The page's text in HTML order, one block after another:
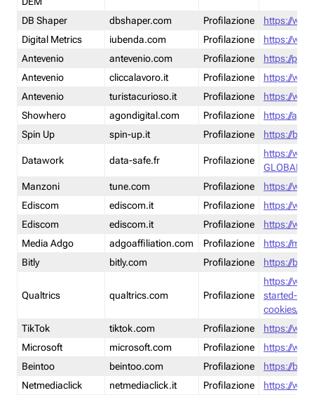
DB Shaper
dbshaper.com Profilazione
https://
Digital Metrics
iubenda.com Profilazione
https://
Antevenio
antevenio.com Profilazione
https://
Antevenio
cliccalavoro.it Profilazione
https://
Antevenio
turistacurioso.it Profilazione
https://
Showhero
agondigital.com Profilazione
https://
Spin Up
spin-up.it Profilazione https://
Datawork data-safe.fr Profilazione
https://
GLOBAL-
Manzoni
tune.com Profilazione
https://
Ediscom
ediscom.it Profilazione
https://
Ediscom
ediscom.it Profilazione
https://
Media Adgo
adgoaffiliation.com Profilazione
https://
Bitly
bitly.com Profilazione https://
Qualtrics qualtrics.com Profilazione
https://
started-
cookies/
TikTok
tiktok.com Profilazione
https://
Microsoft
microsoft.com Profilazione
https://
Beintoo
beintoo.com Profilazione
https://
Netmediaclick
netmediaclick.it Profilazione https://